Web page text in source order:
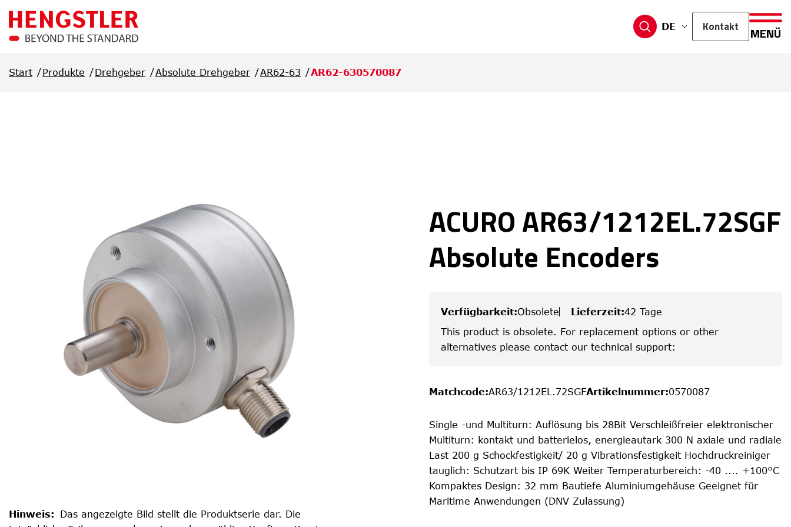
DE
Kontakt MENÜ
Start Produkte Drehgeber Absolute Drehgeber AR62-63 AR62-630570087
Hinweis: Das angezeigte Bild stellt die Produktserie dar. Die
ACURO AR63/1212EL.72SGF
Absolute Encoders
Verfügbarkeit:Obsolete Lieferzeit:42 Tage
This product is obsolete. For replacement options or other
alternatives please contact our technical support:
Matchcode:AR63/1212EL.72SGFArtikelnummer:0570087
Single -und Multiturn: Auflösung bis 28Bit Verschleißfreier elektronischer
Multiturn: kontakt und batterielos, energieautark 300 N axiale und radiale
Last 200 g Schockfestigkeit/ 20 g Vibrationsfestigkeit Hochdruckreiniger
tauglich: Schutzart bis IP 69K Weiter Temperaturbereich: -40 .... +100°C
Kompaktes Design: 32 mm Bautiefe Aluminiumgehäuse Geeignet für
Maritime Anwendungen (DNV Zulassung)